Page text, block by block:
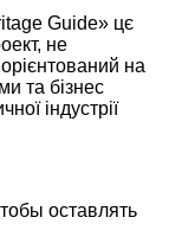
Guide» цє
не
на
та бізнес
індустрії
оставлять